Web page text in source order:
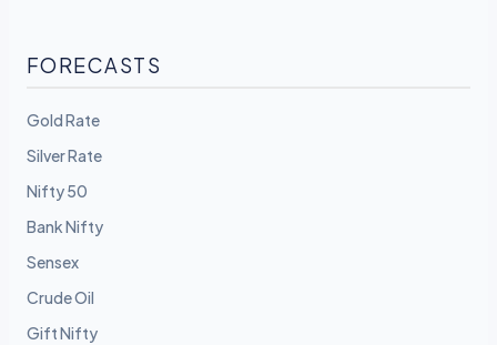
FORECASTS
Gold Rate
Silver Rate
Nifty 50
Bank Nifty
Sensex
Crude Oil
Gift Nifty